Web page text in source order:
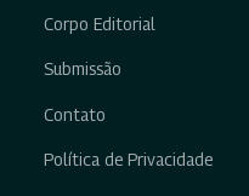
Corpo Editorial
Submissão
Contato
Política de Privacidade